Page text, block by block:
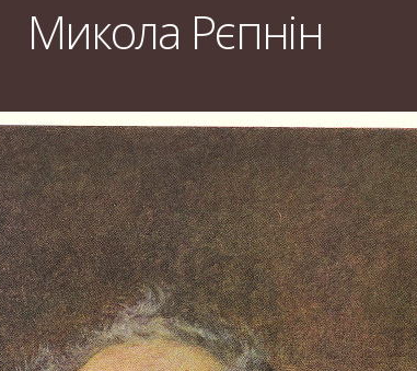
Микола Рєпнін